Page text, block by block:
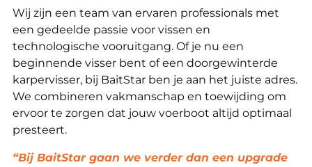
Wij zijn een team van ervaren professionals met
een gedeelde passie voor vissen en
technologische vooruitgang. Of je nu een
beginnende visser bent of een doorgewinterde
karpervisser, bij BaitStar ben je aan het juiste adres.
We combineren vakmanschap en toewijding om
ervoor te zorgen dat jouw voerboot altijd optimaal
presteert.
“Bij BaitStar gaan we verder dan een upgrade